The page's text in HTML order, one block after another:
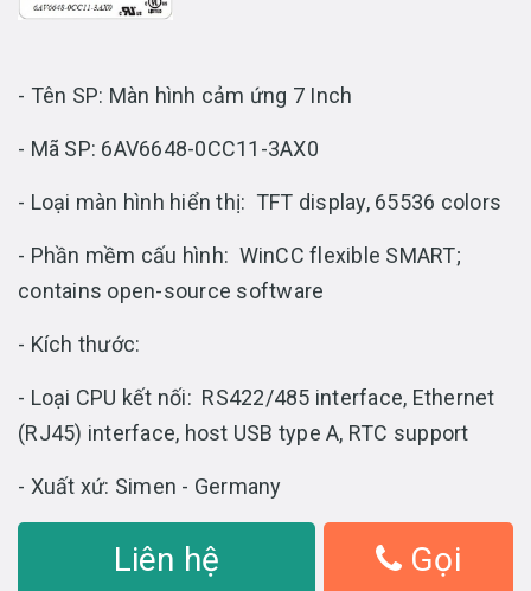
- Tên SP: Màn hình cảm ứng 7 Inch
- Mã SP: 6AV6648-0CC11-3AX0
- Loại màn hình hiển thị: TFT display, 65536 colors
- Phần mềm cấu hình: WinCC flexible SMART;
contains open-source software
- Kích thước:
- Loại CPU kết nối: RS422/485 interface, Ethernet
(RJ45) interface, host USB type A, RTC support
- Xuất xứ: Simen - Germany
Liên hệ Gọi